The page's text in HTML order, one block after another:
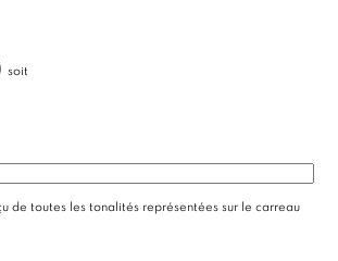
soit
de toutes les tonalités représentées sur le carreau